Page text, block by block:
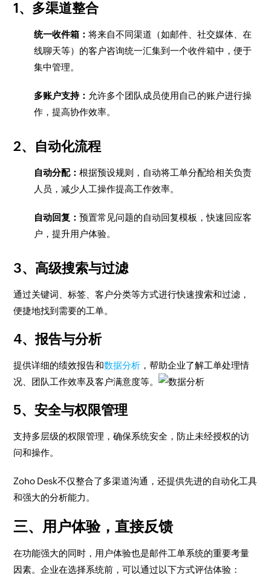
1、多渠道整合
统一收件箱：将来自不同渠道（如邮件、社交媒体、在
线聊天等）的客户咨询统一汇集到一个收件箱中，便于
集中管理。
多账户支持： 允许多个团队成员使用自己的账户进行操
作，提高协作效率。
2、自动化流程
自动分配：根据预设规则，自动将工单分配给相关负责
人员，减少人工操作提高工作效率。
自动回复：预置常见问题的自动回复模板，快速回应客
户，提升用户体验。
3、高级搜索与过滤
通过关键词、标签、客户分类等方式进行快速搜索和过滤，
便捷地找到需要的工单。
4、报告与分析
提供详细的绩效报告和数据分析 ，帮助企业了解工单处理情
况、团队工作效率及客户满意度等。
5、安全与权限管理
支持多层级的权限管理，确保系统安全，防止未经授权的访
问和操作。
Zoho Desk不仅整合了多渠道沟通，还提供先进的自动化工具
和强大的分析能力。
三、用户体验，直接反馈
在功能强大的同时，用户体验也是邮件工单系统的重要考量
因素。企业在选择系统前，可以通过以下方式评估体验：